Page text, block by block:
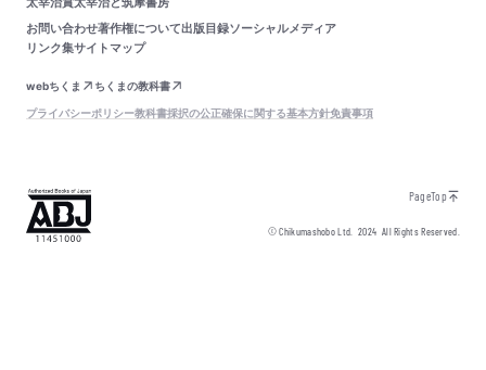
お問い合わせ著作権について出版目録ソーシャルメディア
リンク集サイトマップ
webちくま
ちくまの教科書
プライバシーポリシー教科書採択の公正確保に関する基本方針免責事項
PageTop
© Chikumashobo Ltd.2024 All Rights Reserved.